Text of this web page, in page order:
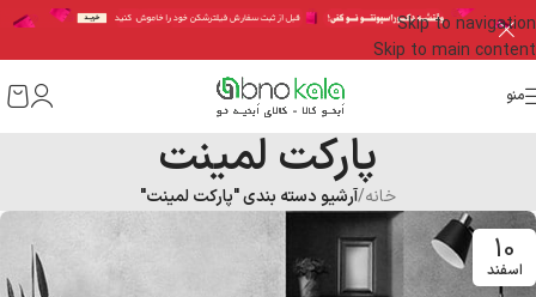
Skip to navigation
Skip to main content
منو
پارکت لمینت
خانه/آرشیو دسته بندی "پارکت لمینت"
10
اسفند